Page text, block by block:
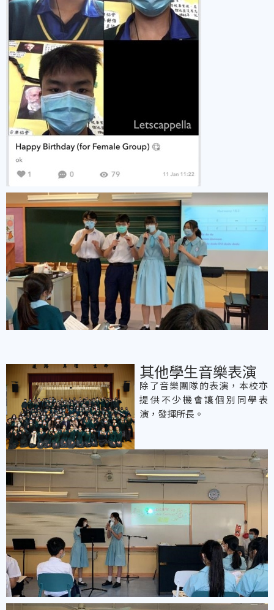
其他學生音樂表演
除了音樂團隊的表演，本校亦
提供不少機會讓個別同學表
演，發揮所長。